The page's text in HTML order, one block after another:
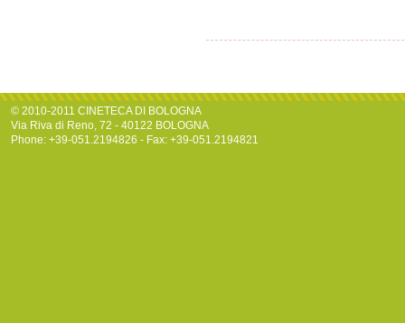
© 2010-2011 CINETECA DI BOLOGNA
Via Riva di Reno, 72 - 40122 BOLOGNA
Phone: +39-051.2194826 - Fax: +39-051.2194821